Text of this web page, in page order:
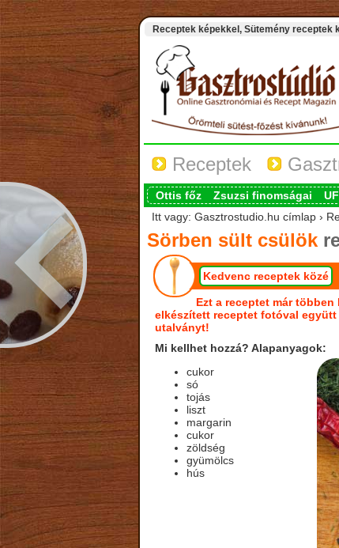
Receptek képekkel, Sütemény receptek
Receptek
Ottis főz Zsuzsi finomságai
Itt vagy: Gasztrostudio.hu címlap ›
Sörben sült csülök
Kedvenc receptek közé
Ezt a receptet már
elkészített receptet fotóval együtt
utalványt!
Mi kellhet hozzá? Alapanyagok:
cukor
só
tojás
liszt
margarin
cukor
zöldség
gyümölcs
hús